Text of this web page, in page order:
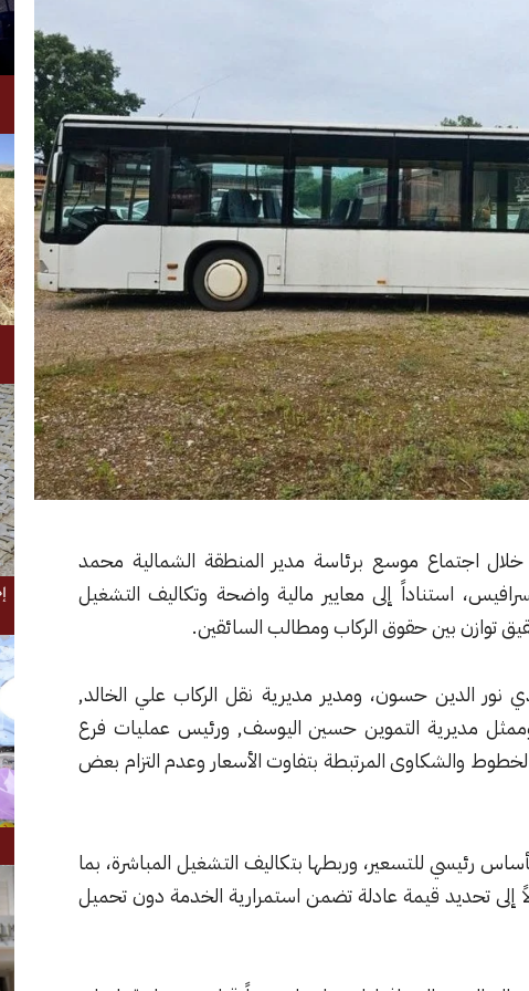
خلال اجتماع موسع برئاسة مدير المنطقة الشمالية محمد
استناداً إلى معايير مالية واضحة وتكاليف التشغيل
توازن بين حقوق الركاب ومطالب السائقين.
نور الدين حسون، ومدير مديرية نقل الركاب علي الخالد,
مديرية التموين حسين اليوسف, ورئيس عمليات فرع
والشكاوى المرتبطة بتفاوت الأسعار وعدم التزام بعض
رئيسي للتسعير، وربطها بتكاليف التشغيل المباشرة، بما
إلى تحديد قيمة عادلة تضمن استمرارية الخدمة دون تحميل